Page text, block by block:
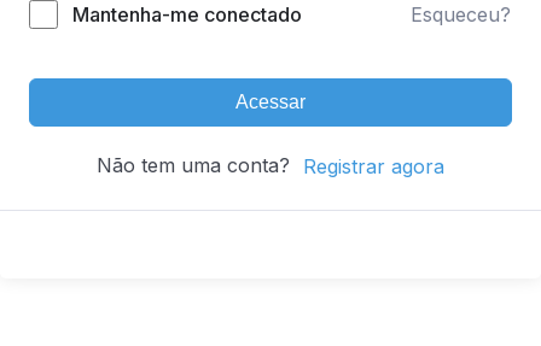
Mantenha-me conectado Esqueceu?
Acessar
Não tem uma conta? Registrar agora